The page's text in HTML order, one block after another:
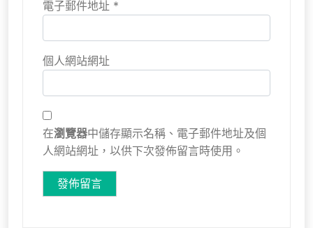
電子郵件地址 *
個人網站網址
在瀏覽器中儲存顯示名稱、電子郵件地址及個
人網站網址，以供下次發佈留言時使用。